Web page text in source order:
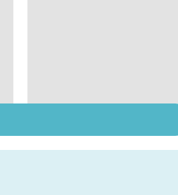
amygdales : que faire